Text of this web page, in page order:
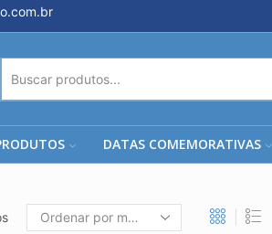
DE
PESQUISA
DATAS COMEMORATIVAS